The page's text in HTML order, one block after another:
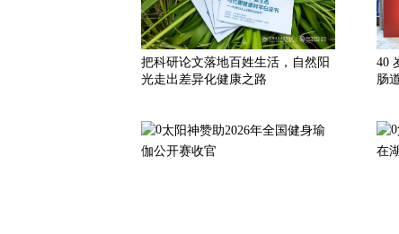
把科研论文落地百姓生活，自然阳
光走出差异化健康之路
40
肠
太阳神赞助2026年全国健身瑜
伽公开赛收官
在